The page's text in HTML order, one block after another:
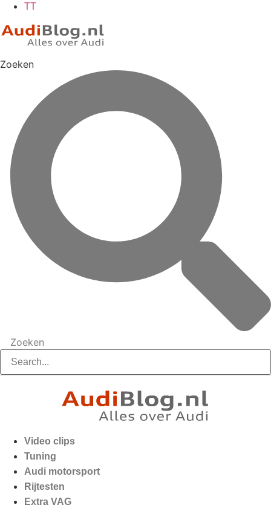
TT
Zoeken
Zoeken
Video clips
Tuning
Audi motorsport
Rijtesten
Extra VAG